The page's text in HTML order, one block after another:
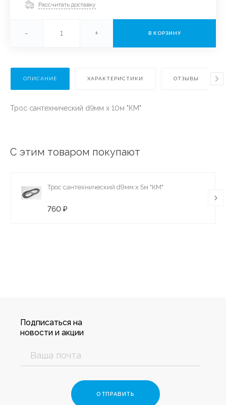
Рассчитать доставку
- + В КОРЗИНУ
ОПИСАНИЕ ХАРАКТЕРИСТИКИ ОТЗЫВЫ
Трос сантехнический d9мм х 10м "КМ"
С этим товаром покупают
Трос сантехнический d9мм х 5м "КМ"
760 ₽
Подписаться на
новости и акции